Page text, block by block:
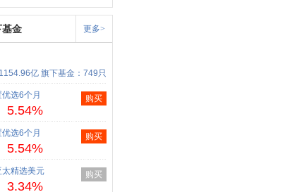
基金 更多>
亿 旗下基金：749只
选6个月
5.54%
购买
选6个月
5.54%
购买
精选美元
3.34%
购买